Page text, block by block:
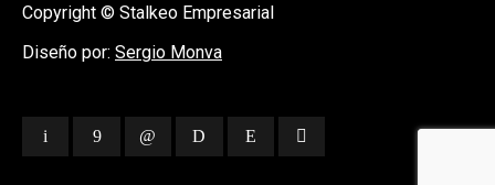
Copyright © Stalkeo Empresarial
Diseño por: Sergio Monva